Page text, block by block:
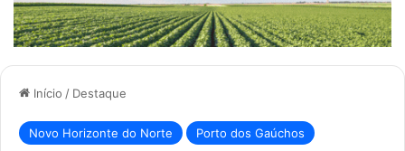
Início / Destaque
Novo Horizonte do Norte Porto dos Gaúchos